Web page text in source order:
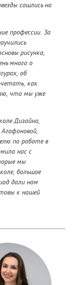
сошлись на
профессии. За
рисунка,
много о
об
как
что мы уже
Дизайна,
по работе в
нас с
мы
большое
дали нам
к нашей